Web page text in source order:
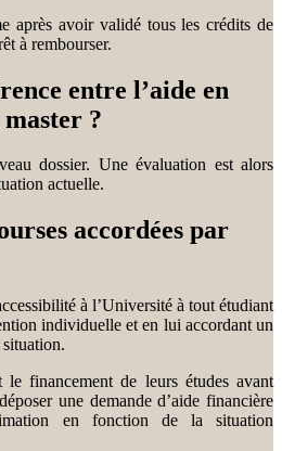
après avoir validé tous les crédits de
à rembourser.
entre l’aide en
?
dossier. Une évaluation est alors
actuelle.
accordées par
à l’Université à tout étudiant
individuelle et en lui accordant un
le financement de leurs études avant
une demande d’aide financière
en fonction de la situation